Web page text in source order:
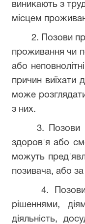
виникають з
місцем
2. Позови про
проживання чи
або
причин виїхати
може
з них.
3. Позови про
здоров'я або
можуть
позивача, або
4. Позови,
рішеннями,
діяльність,